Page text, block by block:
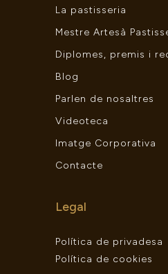
La pastisseria
Mestre Artesà
Diplomes, premis i
Blog
Parlen de nosaltres
Videoteca
Imatge Corporativa
Contacte
Legal
Política de privadesa
Política de cookies